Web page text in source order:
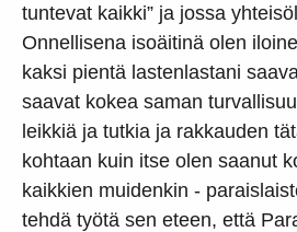
tuntevat kaikki” ja jossa
Onnellisena isoäitinä olen
kaksi pientä lastenlastani
saavat kokea saman
leikkiä ja tutkia ja rakkauden
kohtaan kuin itse olen saanut
kaikkien muidenkin -
tehdä työtä sen eteen, että